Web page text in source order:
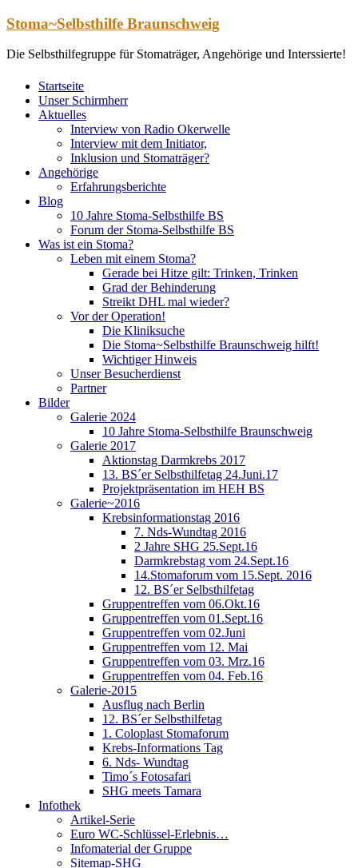
Zum
springen
Stoma~Selbsthilfe Braunschweig
Die Selbsthilfegruppe für Stomaträger, Angehörige und Interssierte!
Startseite
Unser Schirmherr
Aktuelles
Interview von Radio Okerwelle
Interview mit dem Initiator,
Inklusion und Stomaträger?
Angehörige
Erfahrungsberichte
Blog
10 Jahre Stoma-Selbsthilfe BS
Forum der Stoma-Selbsthilfe BS
Was ist ein Stoma?
Leben mit einem Stoma?
Gerade bei Hitze gilt: Trinken, Trinken
Grad der Behinderung
Streikt DHL mal wieder?
Vor der Operation!
Die Kliniksuche
Die Stoma~Selbsthilfe Braunschweig hilft!
Wichtiger Hinweis
Unser Besucherdienst
Partner
Bilder
Galerie 2024
10 Jahre Stoma-Selbsthilfe Braunschweig
Galerie 2017
Aktionstag Darmkrebs 2017
13. BS´er Selbsthilfetag 24.Juni.17
Projektpräsentation im HEH BS
Galerie~2016
Krebsinformationstag 2016
7. Nds-Wundtag 2016
2 Jahre SHG 25.Sept.16
Darmkrebstag vom 24.Sept.16
14.Stomaforum vom 15.Sept. 2016
12. BS´er Selbsthilfetag
Gruppentreffen vom 06.Okt.16
Gruppentreffen vom 01.Sept.16
Gruppentreffen vom 02.Juni
Gruppentreffen vom 12. Mai
Gruppentreffen vom 03. Mrz.16
Gruppentreffen vom 04. Feb.16
Galerie-2015
Ausflug nach Berlin
12. BS´er Selbsthilfetag
1. Coloplast Stomaforum
Krebs-Informations Tag
6. Nds- Wundtag
Timo´s Fotosafari
SHG meets Tamara
Infothek
Artikel-Serie
Euro WC-Schlüssel-Erlebnis…
Infomaterial der Gruppe
Sitemap-SHG